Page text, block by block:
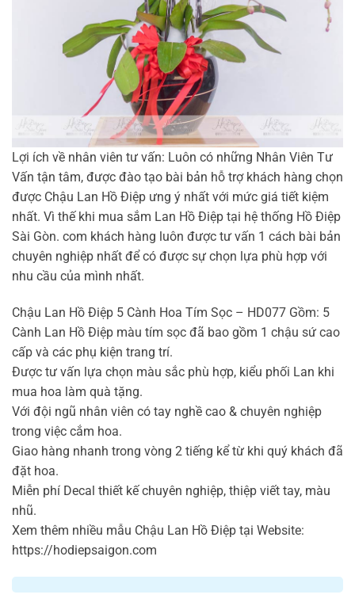
Lợi ích về nhân viên tư vấn: Luôn có những Nhân Viên Tư
Vấn tận tâm, được đào tạo bài bản hỗ trợ khách hàng chọn
được Chậu Lan Hồ Điệp ưng ý nhất với mức giá tiết kiệm
nhất. Vì thế khi mua sắm Lan Hồ Điệp tại hệ thống Hồ Điệp
Sài Gòn. com khách hàng luôn được tư vấn 1 cách bài bản
chuyên nghiệp nhất để có được sự chọn lựa phù hợp với
nhu cầu của mình nhất.
Chậu Lan Hồ Điệp 5 Cành Hoa Tím Sọc – HD077 Gồm: 5
Cành Lan Hồ Điệp màu tím sọc đã bao gồm 1 chậu sứ cao
cấp và các phụ kiện trang trí.
Được tư vấn lựa chọn màu sắc phù hợp, kiểu phối Lan khi
mua hoa làm quà tặng.
Với đội ngũ nhân viên có tay nghề cao & chuyên nghiệp
trong việc cắm hoa.
Giao hàng nhanh trong vòng 2 tiếng kể từ khi quý khách đã
đặt hoa.
Miễn phí Decal thiết kế chuyên nghiệp, thiệp viết tay, màu
nhũ.
Xem thêm nhiều mẫu Chậu Lan Hồ Điệp tại Website:
https://hodiepsaigon.com